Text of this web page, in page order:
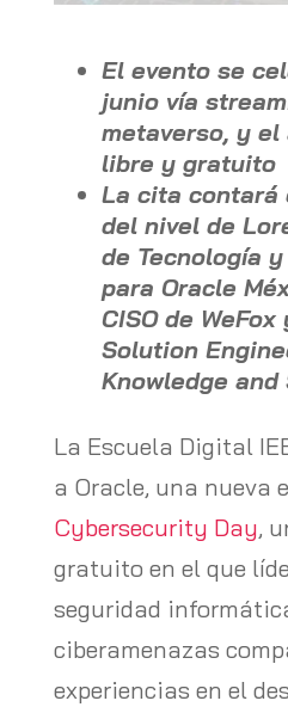
El evento se
junio vía
metaverso, y el
libre y gratuito
La cita contará
del nivel de
de Tecnología
para Oracle
CISO de
Solution
Knowledge
La Escuela Digital
a Oracle, una nueva
Cybersecurity Day,
gratuito en el que
seguridad
ciberamenazas
experiencias en el